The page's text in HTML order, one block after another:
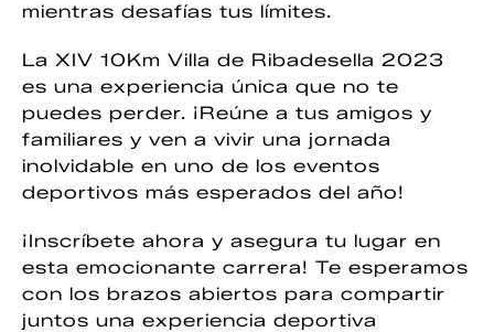
mientras desafías tus límites.
La XIV 10Km Villa de Ribadesella 2023
es una experiencia única que no te
puedes perder. ¡Reúne a tus amigos y
familiares y ven a vivir una jornada
inolvidable en uno de los eventos
deportivos más esperados del año!
¡Inscríbete ahora y asegura tu lugar en
esta emocionante carrera! Te esperamos
con los brazos abiertos para compartir
juntos una experiencia deportiva